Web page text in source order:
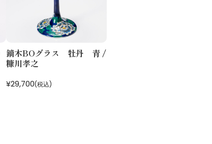
鏑木BOグラス 牡丹 青 /
糠川孝之
¥29,700(税込)